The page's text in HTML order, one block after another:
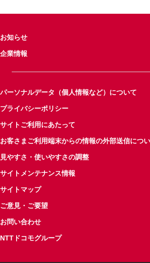
お知らせ
企業情報
パーソナルデータ（個人情報など）について
プライバシーポリシー
サイトご利用にあたって
お客さまご利用端末からの情報の外部送信につ
見やすさ・使いやすさの調整
サイトメンテナンス情報
サイトマップ
ご意見・ご要望
お問い合わせ
NTTドコモグループ